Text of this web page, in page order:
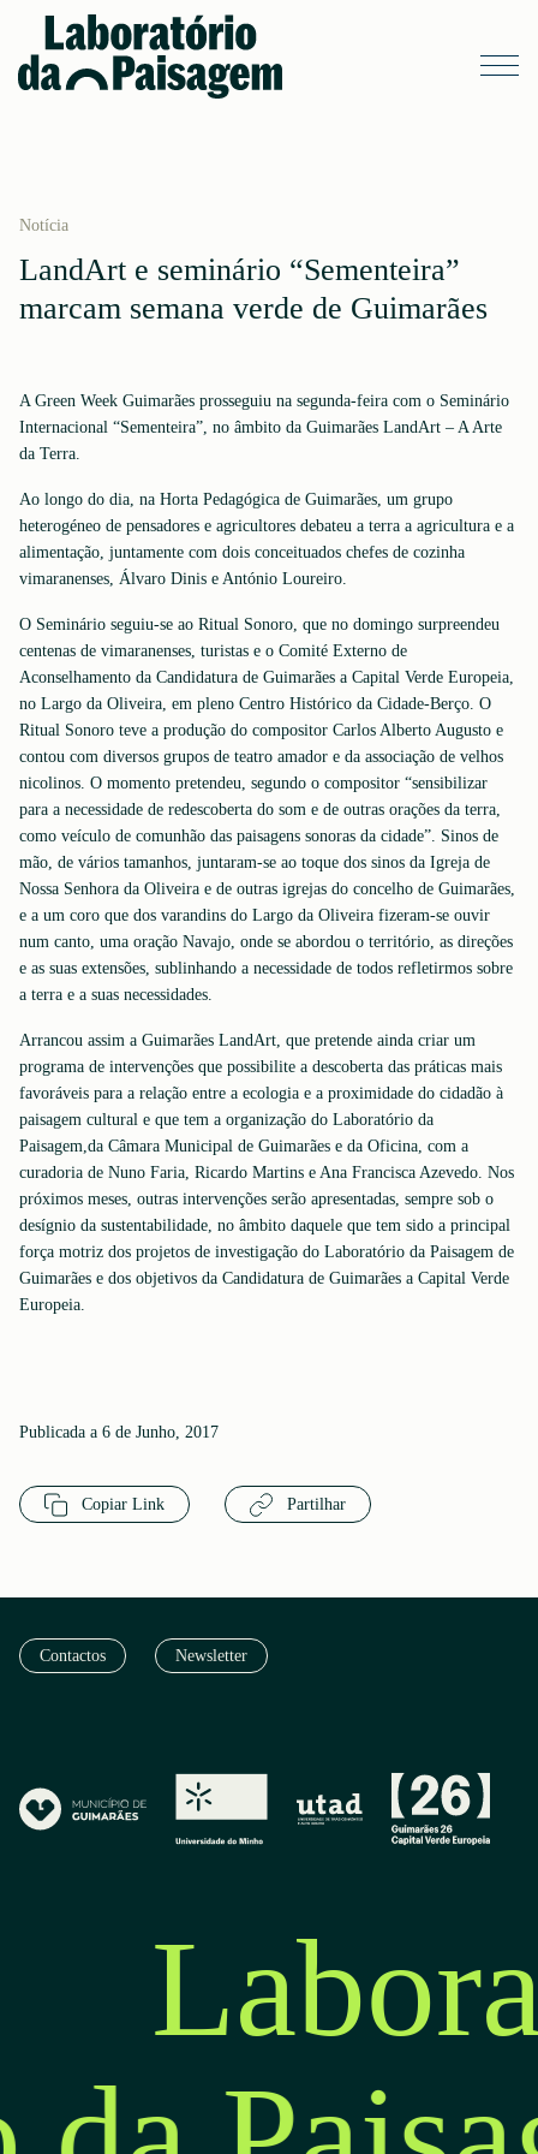
Notícia
LandArt e seminário “Sementeira”
marcam semana verde de Guimarães
A Green Week Guimarães prosseguiu na segunda-feira com o Seminário
Internacional “Sementeira”, no âmbito da Guimarães LandArt – A Arte
da Terra.
Ao longo do dia, na Horta Pedagógica de Guimarães, um grupo
heterogéneo de pensadores e agricultores debateu a terra a agricultura e a
alimentação, juntamente com dois conceituados chefes de cozinha
vimaranenses, Álvaro Dinis e António Loureiro.
O Seminário seguiu-se ao Ritual Sonoro, que no domingo surpreendeu
centenas de vimaranenses, turistas e o Comité Externo de
Aconselhamento da Candidatura de Guimarães a Capital Verde Europeia,
no Largo da Oliveira, em pleno Centro Histórico da Cidade-Berço. O
Ritual Sonoro teve a produção do compositor Carlos Alberto Augusto e
contou com diversos grupos de teatro amador e da associação de velhos
nicolinos. O momento pretendeu, segundo o compositor “sensibilizar
para a necessidade de redescoberta do som e de outras orações da terra,
como veículo de comunhão das paisagens sonoras da cidade”. Sinos de
mão, de vários tamanhos, juntaram-se ao toque dos sinos da Igreja de
Nossa Senhora da Oliveira e de outras igrejas do concelho de Guimarães,
e a um coro que dos varandins do Largo da Oliveira fizeram-se ouvir
num canto, uma oração Navajo, onde se abordou o território, as direções
e as suas extensões, sublinhando a necessidade de todos refletirmos sobre
a terra e a suas necessidades.
Arrancou assim a Guimarães LandArt, que pretende ainda criar um
programa de intervenções que possibilite a descoberta das práticas mais
favoráveis para a relação entre a ecologia e a proximidade do cidadão à
paisagem cultural e que tem a organização do Laboratório da
Paisagem,da Câmara Municipal de Guimarães e da Oficina, com a
curadoria de Nuno Faria, Ricardo Martins e Ana Francisca Azevedo. Nos
próximos meses, outras intervenções serão apresentadas, sempre sob o
desígnio da sustentabilidade, no âmbito daquele que tem sido a principal
força motriz dos projetos de investigação do Laboratório da Paisagem de
Guimarães e dos objetivos da Candidatura de Guimarães a Capital Verde
Europeia.
Publicada a 6 de Junho, 2017
Copiar Link Partilhar
Contactos Newsletter